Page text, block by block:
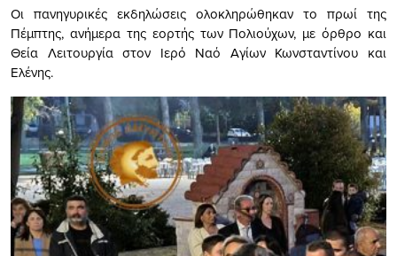
Οι πανηγυρικές εκδηλώσεις ολοκληρώθηκαν το πρωί της
Πέμπτης, ανήμερα της εορτής των Πολιούχων, με όρθρο και
Θεία Λειτουργία στον Ιερό Ναό Αγίων Κωνσταντίνου και
Ελένης.